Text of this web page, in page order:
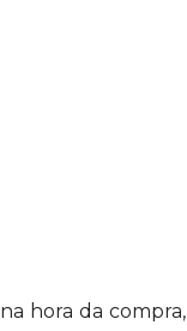
hora da compra,